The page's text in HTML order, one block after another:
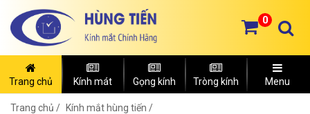
0
Trang chủ Kính mát Gọng kính Tròng kính Menu
Trang chủ Kính mắt hùng tiến /